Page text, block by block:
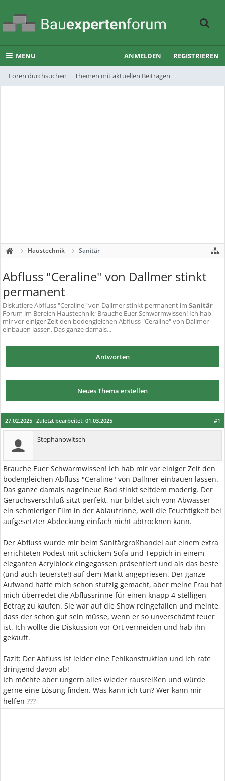
MENU
Foren durchsuchen Themen mit aktuellen Beiträgen
ANMELDEN REGISTRIEREN
Haustechnik Sanitär
Abfluss "Ceraline" von Dallmer stinkt
permanent
DiskutiereAbfluss "Ceraline" von Dallmer stinkt permanent im Sanitär
Forum im Bereich Haustechnik; Brauche Euer Schwarmwissen! Ich hab
mir vor einiger Zeit den bodengleichen Abfluss "Ceraline" von Dallmer
einbauen lassen. Das ganze damals...
Antworten
Neues Thema erstellen
#1
27.02.2025 Zuletzt bearbeitet: 01.03.2025
Stephanowitsch
Brauche Euer Schwarmwissen! Ich hab mir vor einiger Zeit den
bodengleichen Abfluss "Ceraline" von Dallmer einbauen lassen.
Das ganze damals nagelneue Bad stinkt seitdem moderig. Der
Geruchsverschluß sitzt perfekt, nur bildet sich vom Abwasser
ein schmieriger Film in der Ablaufrinne, weil die Feuchtigkeit bei
aufgesetzter Abdeckung einfach nicht abtrocknen kann.
Der Abfluss wurde mir beim Sanitärgroßhandel auf einem extra
errichteten Podest mit schickem Sofa und Teppich in einem
eleganten Acrylblock eingegossen präsentiert und als das beste
(und auch teuerste!) auf dem Markt angepriesen. Der ganze
Aufwand hatte mich schon stutzig gemacht, aber meine Frau hat
mich überredet die Abflussrinne für einen knapp 4-stelligen
Betrag zu kaufen. Sie war auf die Show reingefallen und meinte,
dass der schon gut sein müsse, wenn er so unverschämt teuer
ist. Ich wollte die Diskussion vor Ort vermeiden und hab ihn
gekauft.
Fazit: Der Abfluss ist leider eine Fehlkonstruktion und ich rate
dringend davon ab!
Ich möchte aber ungern alles wieder rausreißen und würde
gerne eine Lösung finden. Was kann ich tun? Wer kann mir
helfen ???